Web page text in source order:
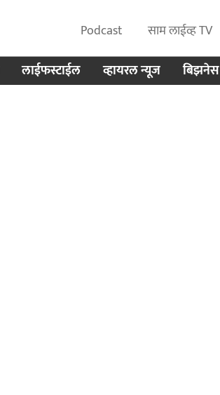
Podcast साम लाईव्ह TV
लाईफस्टाईल व्हायरल न्यूज बिझनेस